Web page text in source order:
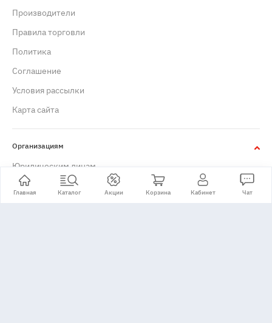
Главная Каталог Акции Корзина Кабинет Чат
Производители
Правила торговли
Политика
Cоглашение
Условия рассылки
Карта сайта
Организациям
Юридическим лицам